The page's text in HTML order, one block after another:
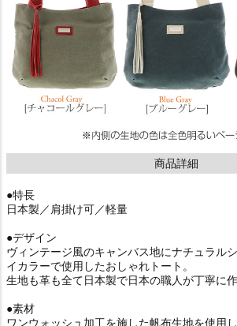
商品詳細
●特長
日本製／肩掛け可／軽量
●デザイン
ヴィンテージ風のキャンバス地にナチュラル
イカラーで使用したおしゃれトート。
生地も革も全て日本製で日本の職人が丁寧に作
●素材
ワンウォッシュ加工を施した帆布生地を使用し